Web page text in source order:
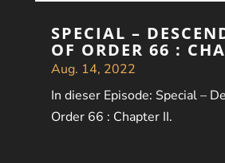
SPECIAL –
OF ORDER 66 :
Aug. 14, 2022
In dieser Episode: Special –
Order 66 : Chapter II.